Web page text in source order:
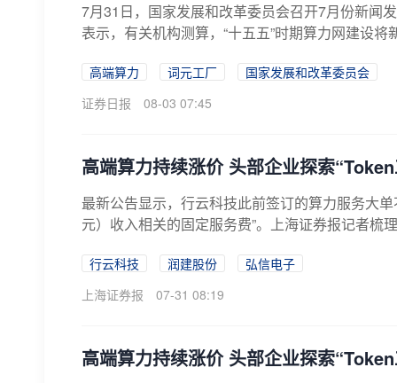
7月31日，国家发展和改革委员会召开7月份新闻
表示，有关机构测算，“十五五”时期算力网建设
高端算力 词元工厂
国家发展和改革委员会
证券日报
08-03 07:45
高端算力持续涨价 头部企业探索
最新公告显示，行云科技此前签订的算力服务大
元）收入相关的固定服务费”。上海证券报记者梳
行云科技 润建股份
弘信电子
上海证券报
07-31 08:19
高端算力持续涨价 头部企业探索